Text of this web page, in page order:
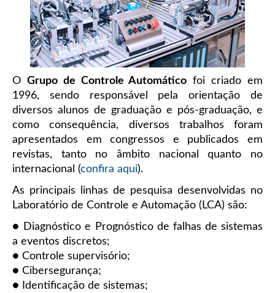
O Grupo de Controle Automático foi criado em
1996, sendo responsável pela orientação de
diversos alunos de graduação e pós-graduação, e
como consequência, diversos trabalhos foram
apresentados em congressos e publicados em
revistas, tanto no âmbito nacional quanto no
internacional (confira aqui).
As principais linhas de pesquisa desenvolvidas no
Laboratório de Controle e Automação (LCA) são:
● Diagnóstico e Prognóstico de falhas de sistemas
a eventos discretos;
● Controle supervisório;
● Cibersegurança;
● Identificação de sistemas;